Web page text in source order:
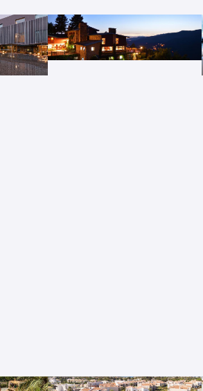
Pousada do Geres
Canicada - Charming Hotel
Gerês